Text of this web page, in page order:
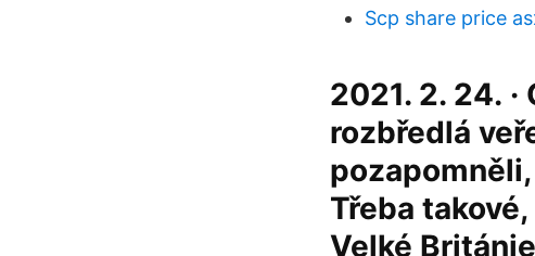
Scp share price
2021. 2. 24.
rozbředlá
Třeba
Velké